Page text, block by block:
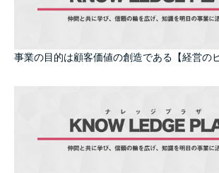
事業の目的は顧客価値の創造である【経営の